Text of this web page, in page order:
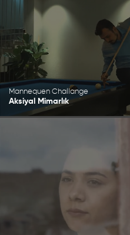
Mannequen Challange
Aksiyal Mimarlık